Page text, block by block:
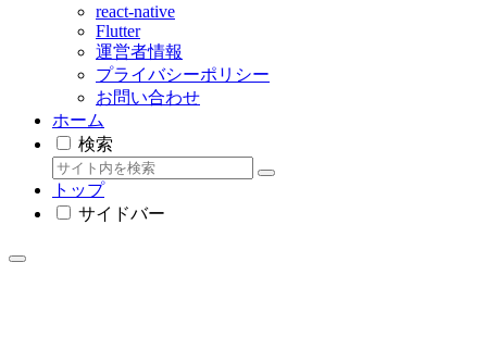
react-native
Flutter
運営者情報
プライバシーポリシー
お問い合わせ
ホーム
検索
トップ
サイドバー